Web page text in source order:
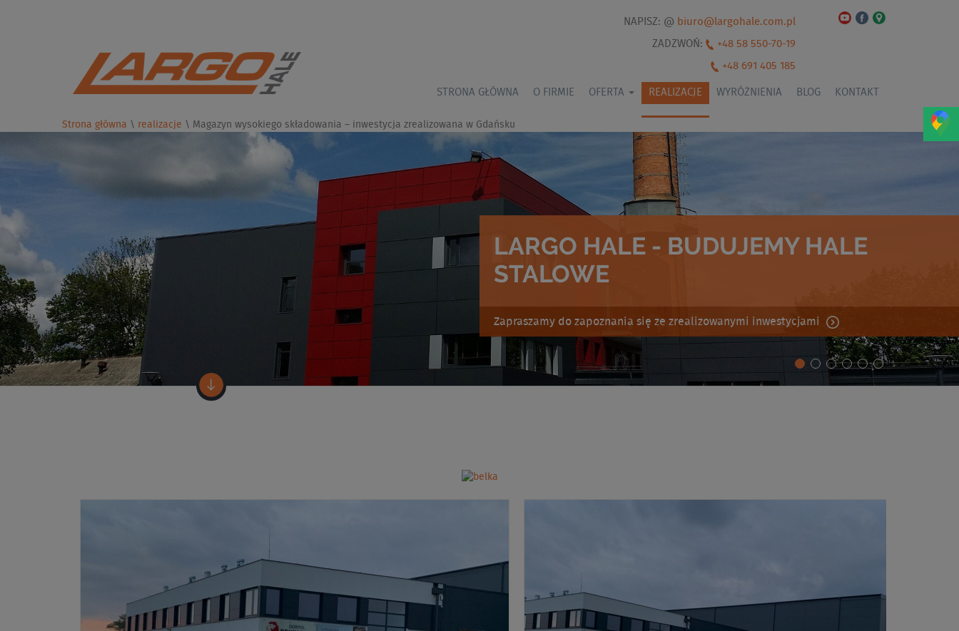
NAPISZ: @ biuro@largohale.com.pl
ZADZWOŃ: +48 58 550-70-19
+48 691 405 185
STRONA GŁÓWNA O FIRMIE OFERTA REALIZACJE WYRÓŻNIENIA BLOG KONTAKT
Strona główna \ realizacje \ Magazyn wysokiego składowania – inwestycja zrealizowana w Gdańsku
LARGO HALE - BUDUJEMY HALE
STALOWE
Zapraszamy do zapoznania się ze zrealizowanymi inwestycjami